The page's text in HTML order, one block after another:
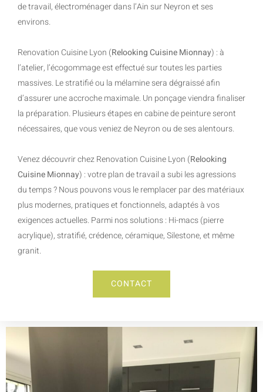
de travail, électroménager dans l’Ain sur Neyron et ses
environs.
Renovation Cuisine Lyon (Relooking Cuisine Mionnay) : à
l’atelier, l’écogommage est effectué sur toutes les parties
massives. Le stratifié ou la mélamine sera dégraissé afin
d’assurer une accroche maximale. Un ponçage viendra finaliser
la préparation. Plusieurs étapes en cabine de peinture seront
nécessaires, que vous veniez de Neyron ou de ses alentours.
Venez découvrir chez Renovation Cuisine Lyon (Relooking
Cuisine Mionnay) : votre plan de travail a subi les agressions
du temps ? Nous pouvons vous le remplacer par des matériaux
plus modernes, pratiques et fonctionnels, adaptés à vos
exigences actuelles. Parmi nos solutions : Hi-macs (pierre
acrylique), stratifié, crédence, céramique, Silestone, et même
granit.
CONTACT